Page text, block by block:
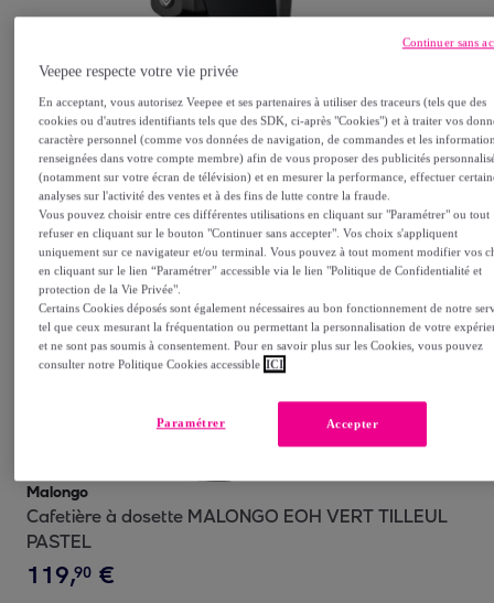
Malongo
Cafetière à dosette MALONGO EOH NOIR MAT
89,99 €
Achat express
Malongo
Cafetière à dosette MALONGO EOH VERT TILLEUL
PASTEL
119,90 €
Veepee respecte votre vie privée
En acceptant, vous autorisez Veepee et ses partenaires à utiliser des traceurs (tels que des
cookies ou d'autres identifiants tels que des SDK, ci-après "Cookies") et à traiter vos
caractère personnel (comme vos données de navigation, de commandes et les
renseignées dans votre compte membre) afin de vous proposer des publicités
(notamment sur votre écran de télévision) et en mesurer la performance, effectuer
analyses sur l'activité des ventes et à des fins de lutte contre la fraude.
Vous pouvez choisir entre ces différentes utilisations en cliquant sur "Paramétrer" ou tout
refuser en cliquant sur le bouton "Continuer sans accepter". Vos choix s'appliquent
uniquement sur ce navigateur et/ou terminal. Vous pouvez à tout moment modifier vos
en cliquant sur le lien “Paramétrer” accessible via le lien "Politique de Confidentialité et
protection de la Vie Privée".
Certains Cookies déposés sont également nécessaires au bon fonctionnement de notre
tel que ceux mesurant la fréquentation ou permettant la personnalisation de votre
et ne sont pas soumis à consentement. Pour en savoir plus sur les Cookies, vous pouvez
consulter notre Politique Cookies accessible ICI
Accepter
Paramétrer
Continuer sans